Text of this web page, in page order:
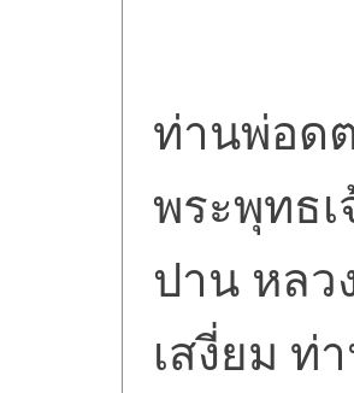
ท่านพ่อด
พระพุทธ
ปาน หลว
เสงี่ยม ท่